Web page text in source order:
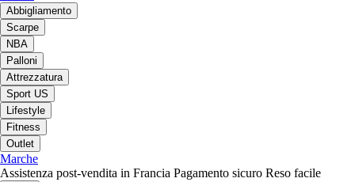
Abbigliamento
Scarpe
NBA
Palloni
Attrezzatura
Sport US
Lifestyle
Fitness
Outlet
Marche
Assistenza post-vendita in Francia Pagamento sicuro Reso facile